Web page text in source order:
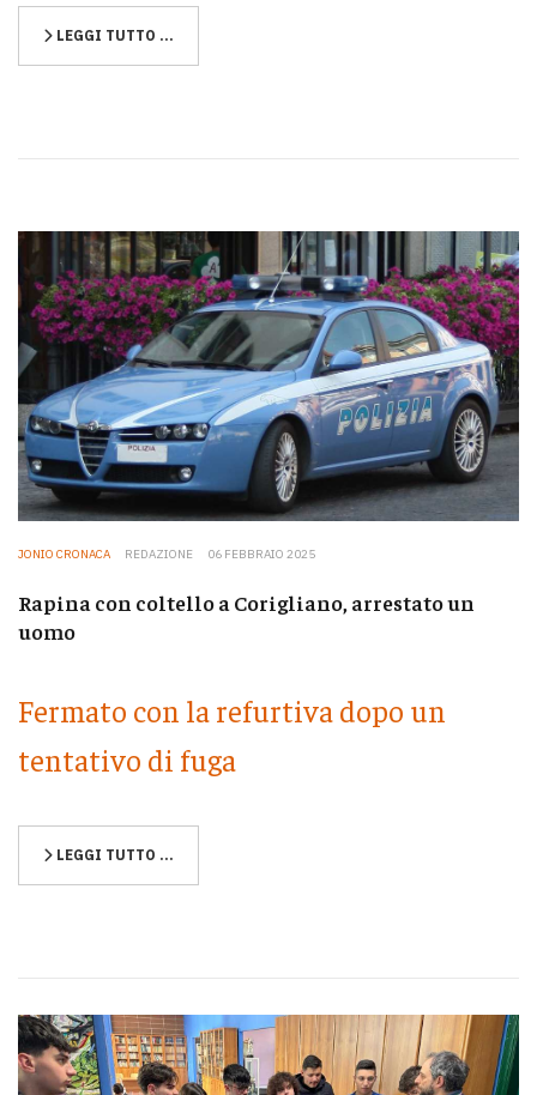
LEGGI TUTTO …
JONIO CRONACA REDAZIONE 06 FEBBRAIO 2025
Rapina con coltello a Corigliano, arrestato un
uomo
Fermato con la refurtiva dopo un
tentativo di fuga
LEGGI TUTTO …